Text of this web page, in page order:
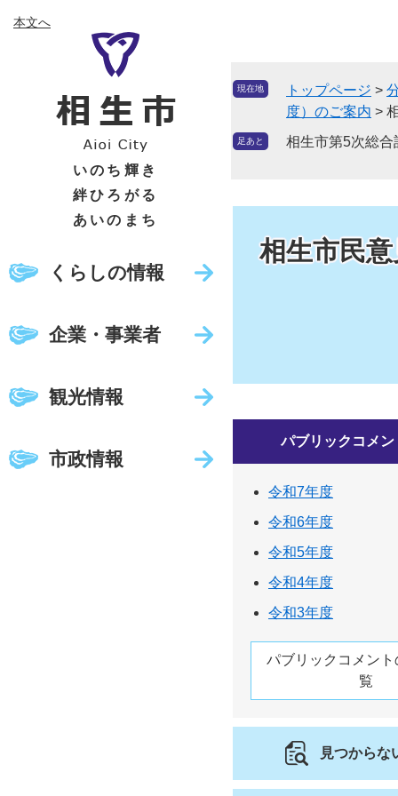
ー
ニ
本文へ
いのち輝き
絆ひろがる
あいのまち
くらしの情報
企業・事業者
観光情報
市政情報
現在地 トップページ >
度）のご案内 >
足あと 相生市第5次総合
相生市民
パブリックコメン
令和7年度
令和6年度
令和5年度
令和4年度
令和3年度
パブリックコメント
覧
見つからな